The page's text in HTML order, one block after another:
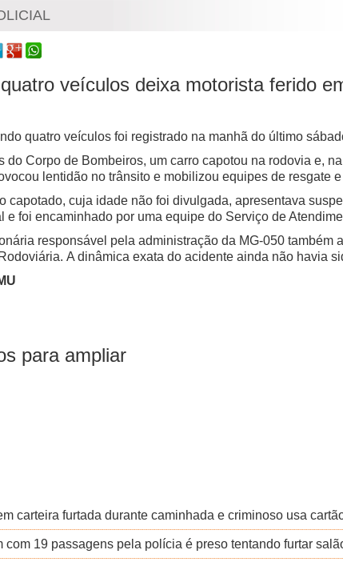
veículos deixa motorista ferido
quatro veículos foi registrado na manhã do último
do Corpo de Bombeiros, um carro capotou na rodovia e,
lentidão no trânsito e mobilizou equipes de resgate
capotado, cuja idade não foi divulgada, apresentava
e foi encaminhado por uma equipe do Serviço de
responsável pela administração da MG-050
A dinâmica exata do acidente ainda não havia
para ampliar
carteira furtada durante caminhada e criminoso usa
com 19 passagens pela polícia é preso tentando furtar